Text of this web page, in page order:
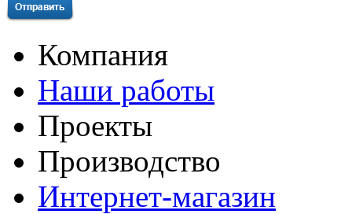
Компания
Наши работы
Проекты
Производство
Интернет-магазин